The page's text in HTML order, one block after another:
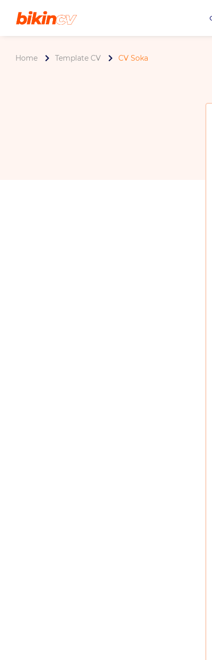
Home Template CV CV Soka